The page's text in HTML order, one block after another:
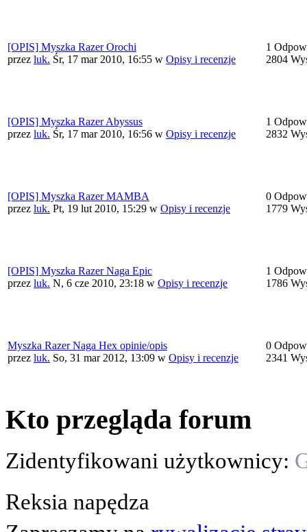
[OPIS] Myszka Razer Orochi
przez luk. Śr, 17 mar 2010, 16:55 w Opisy i recenzje
1
2804
[OPIS] Myszka Razer Abyssus
przez luk. Śr, 17 mar 2010, 16:56 w Opisy i recenzje
1
2832
[OPIS] Myszka Razer MAMBA
przez luk. Pt, 19 lut 2010, 15:29 w Opisy i recenzje
0
1779
[OPIS] Myszka Razer Naga Epic
przez luk. N, 6 cze 2010, 23:18 w Opisy i recenzje
1
1786
Myszka Razer Naga Hex opinie/opis
przez luk. So, 31 mar 2012, 13:09 w Opisy i recenzje
0
2341
Kto przegląda forum
Zidentyfikowani użytkownicy:
Reksia napędza